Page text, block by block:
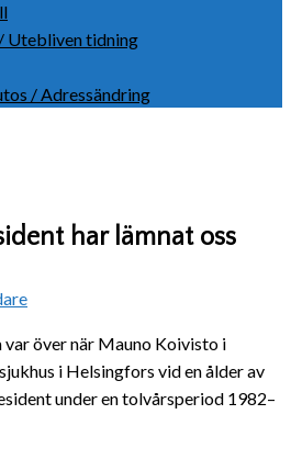
Utebliven tidning
/ Adressändring
har lämnat oss
var över när Mauno Koivisto i
i Helsingfors vid en ålder av
under en tolvårsperiod 1982–